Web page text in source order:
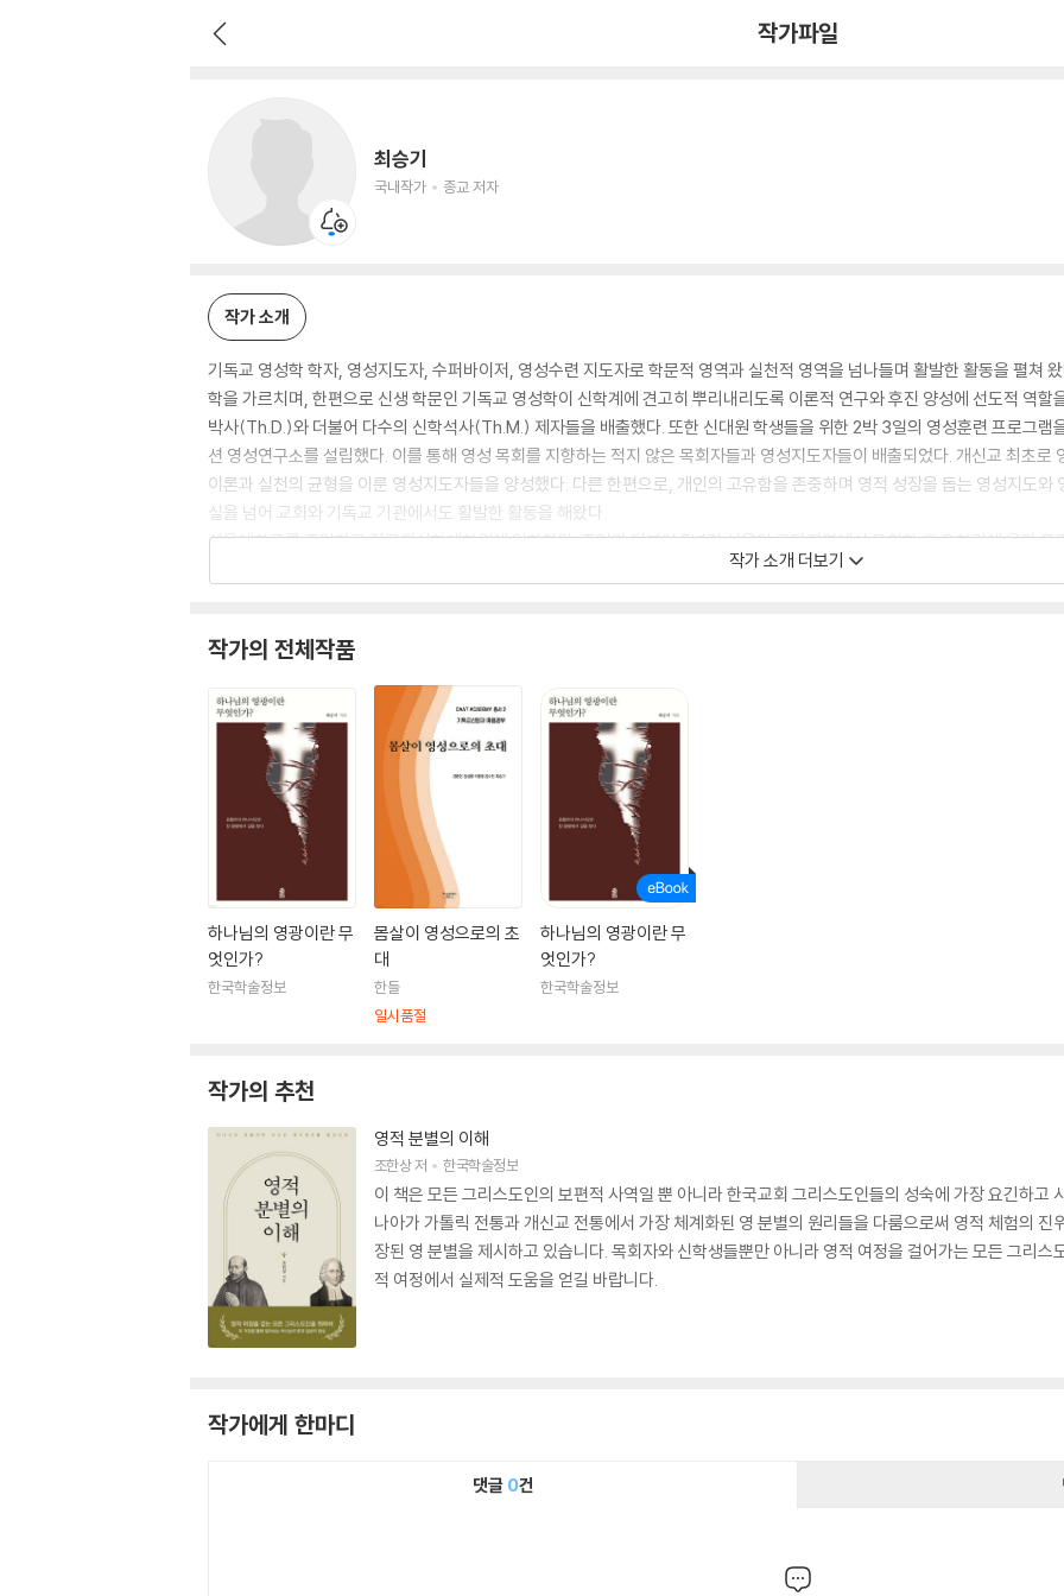
작가파일
최승기
국내작가 종교 저자
작가 소개
기독교 영성학 학자, 영성지도자, 수퍼바이저, 영성수련 지도자로 학문적 영역과 실천적 영역을 넘나들며 활발한 활동을 펼쳐
학을 가르치며, 한편으로 신생 학문인 기독교 영성학이 신학계에 견고히 뿌리내리도록 이론적 연구와 후진 양성에 선도적 역할
박사(Th.D.)와 더불어 다수의 신학석사(Th.M.) 제자들을 배출했다. 또한 신대원 학생들을 위한 2박 3일의 영성훈련 프로그램
션 영성연구소를 설립했다. 이를 통해 영성 목회를 지향하는 적지 않은 목회자들과 영성지도자들이 배출되었다. 개신교 최초
이론과 실천의 균형을 이룬 영성지도자들을 양성했다. 다른 한편으로, 개인의 고유함을 존중하며 영적 성장을 돕는 영성지도와
실을 넘어 교회와 기독교 기관에서도 활발한 활동을 해왔다.
서울대학교를 졸업하고 장로회신학대학원에 입학한다. 졸업과 더불어 5년간 서울의 공단지역에서 목회한 후 유학길에 올라
한다. 시카고 트리니티 복음주의 신학대학원에서 선교학 박사과정을 이수하던 중 인근 학교에서 영성지도 과목을 수강하며 목
성수련과 영성지도를 위한 영성지도자 프로그램에 참여한다. 현재는 호남신학대학교 명예교수이며, 자신과 타인의 영적 성숙
고 있다. 『영혼들의 잔치: 영성지도 이 야기 모음』, 『영성목회』, 『몸살이 영성으로의 초대』, 『하나님을 향한 영혼의 여정』, 『하나
회』, 『한국교회 올바른 영성 확립과 해석학』 등을 공저했고, 『영성지도: 거룩한 초대』, 『하나님 이미지 치유하기』, 『영성과 목회』
작가 소개 더보기
작가의 전체작품
하나님의 영광이란 무
엇인가?
한국학술정보
몸살이 영성으로의 초
대
한들
일시품절
하나님의 영광이란 무
엇인가?
한국학술정보
작가의 추천
영적 분별의 이해
조한상저 한국학술정보
이 책은 모든 그리스도인의 보편적 사역일 뿐 아니라 한국교회 그리스도인들의 성숙에 가장 요긴하고
나아가 가톨릭 전통과 개신교 전통에서 가장 체계화된 영 분별의 원리들을 다룸으로써 영적 체험의
장된 영 분별을 제시하고 있습니다. 목회자와 신학생들뿐만 아니라 영적 여정을 걸어가는 모든 그리
적 여정에서 실제적 도움을 얻길 바랍니다.
작가에게 한마디
댓글 0건